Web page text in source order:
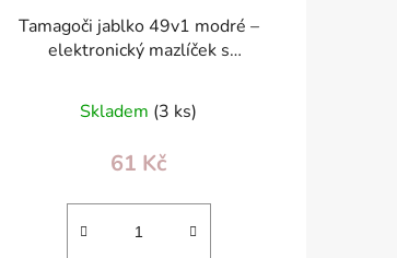
Tamagoči jablko 49v1 modré –
elektronický mazlíček s
Skladem (3 ks)
61 Kč